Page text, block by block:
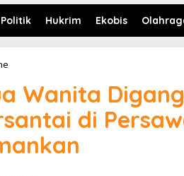
Politik Hukrim Ekobis
r
a
l
!
D
u
Wanita
di